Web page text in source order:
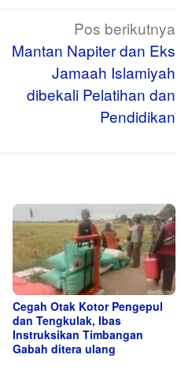
Pos berikutnya
Mantan Napiter dan Eks
Jamaah Islamiyah
dibekali Pelatihan dan
Pendidikan
Cegah Otak Kotor Pengepul
dan Tengkulak, Ibas
Instruksikan Timbangan
Gabah ditera ulang